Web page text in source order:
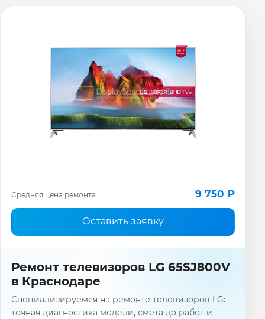
Средняя цена ремонта 9 750 ₽
Оставить заявку
Ремонт телевизоров LG 65SJ800V
в Краснодаре
Специализируемся на ремонте телевизоров LG:
точная диагностика модели, смета до работ и